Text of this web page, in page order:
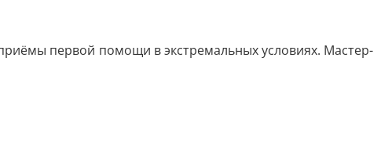
первой помощи в экстремальных условиях. Мастер-